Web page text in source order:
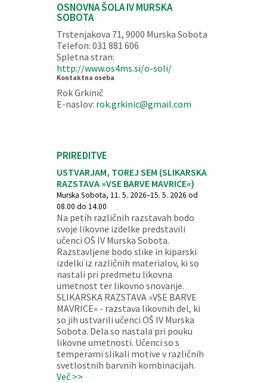
OSNOVNA ŠOLA IV MURSKA
SOBOTA
Trstenjakova 71, 9000 Murska Sobota
Telefon: 031 881 606
Spletna stran:
http://www.os4ms.si/o-soli/
Kontaktna oseba
Rok Grkinič
E-naslov: rok.grkinic@gmail.com
PRIREDITVE
USTVARJAM, TOREJ SEM (SLIKARSKA
RAZSTAVA »VSE BARVE MAVRICE«)
Murska Sobota, 11. 5. 2026–15. 5. 2026 od
08.00 do 14.00
Na petih različnih razstavah bodo
svoje likovne izdelke predstavili
učenci OŠ IV Murska Sobota.
Razstavljene bodo slike in kiparski
izdelki iz različnih materialov, ki so
nastali pri predmetu likovna
umetnost ter likovno snovanje.
SLIKARSKA RAZSTAVA »VSE BARVE
MAVRICE« - razstava likovnih del, ki
so jih ustvarili učenci OŠ IV Murska
Sobota. Dela so nastala pri pouku
likovne umetnosti. Učenci so s
temperami slikali motive v različnih
svetlostnih barvnih kombinacijah.
Več >>